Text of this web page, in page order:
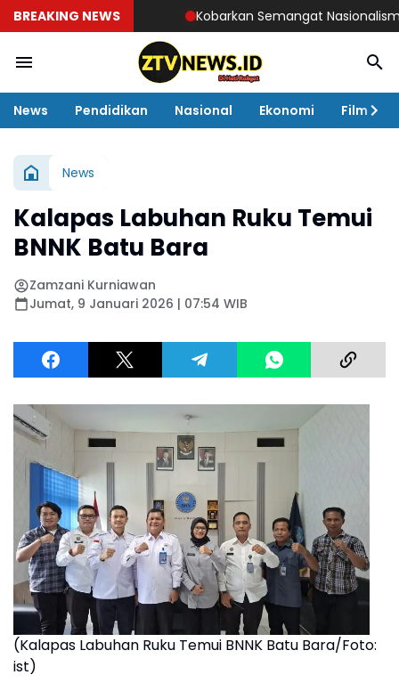
BREAKING NEWS Kobarkan Semangat Nasionalisme,
News Pendidikan Nasional Ekonomi Film
News
Kalapas Labuhan Ruku Temui
BNNK Batu Bara
Zamzani Kurniawan
Jumat, 9 Januari 2026 | 07:54 WIB
(Kalapas Labuhan Ruku Temui BNNK Batu Bara/Foto:
ist)